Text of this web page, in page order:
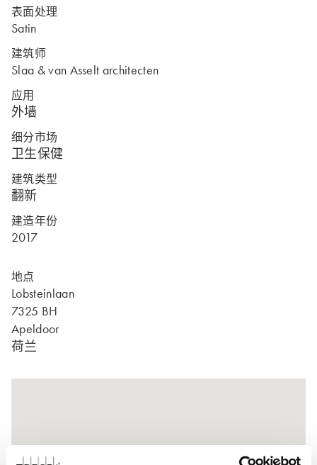
表面处理
Satin
建筑师
Slaa & van Asselt architecten
应用
外墙
细分市场
卫生保健
建筑类型
翻新
建造年份
2017
地点
Lobsteinlaan
7325 BH
Apeldoor
荷兰